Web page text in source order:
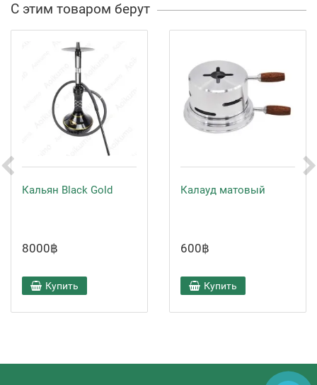
С этим товаром берут
Кальян Black Gold
8000฿
Купить
Калауд матовый
600฿
Купить